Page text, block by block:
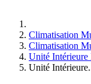
Climatisation
Climatisation
Unité
Unité